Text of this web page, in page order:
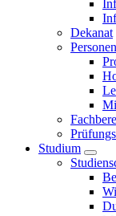
Dekanat
Personen
Studium